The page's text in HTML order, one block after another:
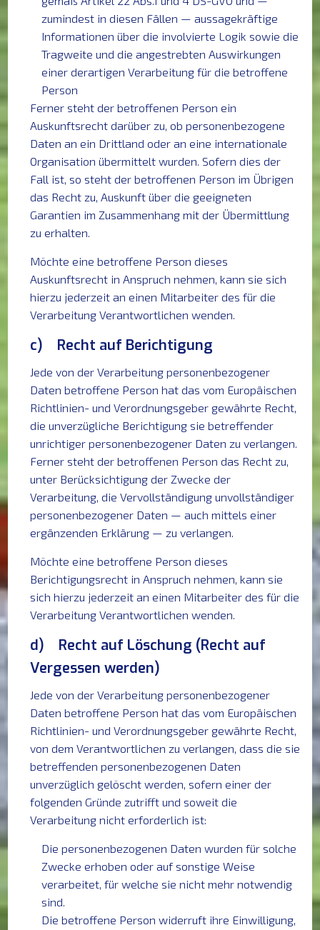
zumindest in diesen Fällen — aussagekräftige
Informationen über die involvierte Logik sowie die
Tragweite und die angestrebten Auswirkungen
einer derartigen Verarbeitung für die betroffene
Person
Ferner steht der betroffenen Person ein
Auskunftsrecht darüber zu, ob personenbezogene
Daten an ein Drittland oder an eine internationale
Organisation übermittelt wurden. Sofern dies der
Fall ist, so steht der betroffenen Person im Übrigen
das Recht zu, Auskunft über die geeigneten
Garantien im Zusammenhang mit der Übermittlung
zu erhalten.
Möchte eine betroffene Person dieses
Auskunftsrecht in Anspruch nehmen, kann sie sich
hierzu jederzeit an einen Mitarbeiter des für die
Verarbeitung Verantwortlichen wenden.
c) Recht auf Berichtigung
Jede von der Verarbeitung personenbezogener
Daten betroffene Person hat das vom Europäischen
Richtlinien- und Verordnungsgeber gewährte Recht,
die unverzügliche Berichtigung sie betreffender
unrichtiger personenbezogener Daten zu verlangen.
Ferner steht der betroffenen Person das Recht zu,
unter Berücksichtigung der Zwecke der
Verarbeitung, die Vervollständigung unvollständiger
personenbezogener Daten — auch mittels einer
ergänzenden Erklärung — zu verlangen.
Möchte eine betroffene Person dieses
Berichtigungsrecht in Anspruch nehmen, kann sie
sich hierzu jederzeit an einen Mitarbeiter des für die
Verarbeitung Verantwortlichen wenden.
d) Recht auf Löschung (Recht auf
Vergessen werden)
Jede von der Verarbeitung personenbezogener
Daten betroffene Person hat das vom Europäischen
Richtlinien- und Verordnungsgeber gewährte Recht,
von dem Verantwortlichen zu verlangen, dass die sie
betreffenden personenbezogenen Daten
unverzüglich gelöscht werden, sofern einer der
folgenden Gründe zutrifft und soweit die
Verarbeitung nicht erforderlich ist:
Die personenbezogenen Daten wurden für solche
Zwecke erhoben oder auf sonstige Weise
verarbeitet, für welche sie nicht mehr notwendig
sind.
Die betroffene Person widerruft ihre Einwilligung,